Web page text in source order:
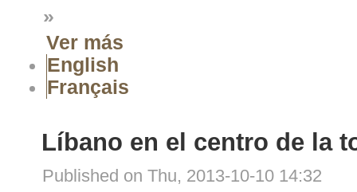
»
Ver más
English
Français
Líbano en el centro de la
Published on Thu, 2013-10-10 14:32